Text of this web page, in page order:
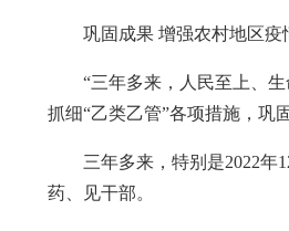
巩固成果 增强农村地区疫
“三年多来，人民至上、
抓细“乙类乙管”各项措施，巩
三年多来，特别是2022
药、见干部。